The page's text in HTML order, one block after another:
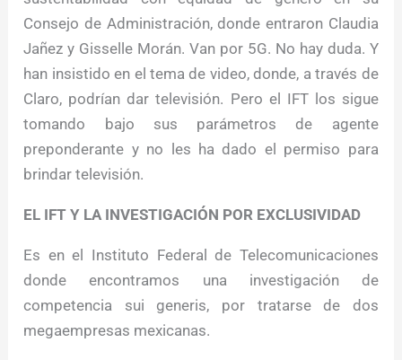
Consejo de Administración, donde entraron Claudia
Jañez y Gisselle Morán. Van por 5G. No hay duda. Y
han insistido en el tema de video, donde, a través de
Claro, podrían dar televisión. Pero el IFT los sigue
tomando bajo sus parámetros de agente
preponderante y no les ha dado el permiso para
brindar televisión.
EL IFT Y LA INVESTIGACIÓN POR EXCLUSIVIDAD
Es en el Instituto Federal de Telecomunicaciones
donde encontramos una investigación de
competencia sui generis, por tratarse de dos
megaempresas mexicanas.